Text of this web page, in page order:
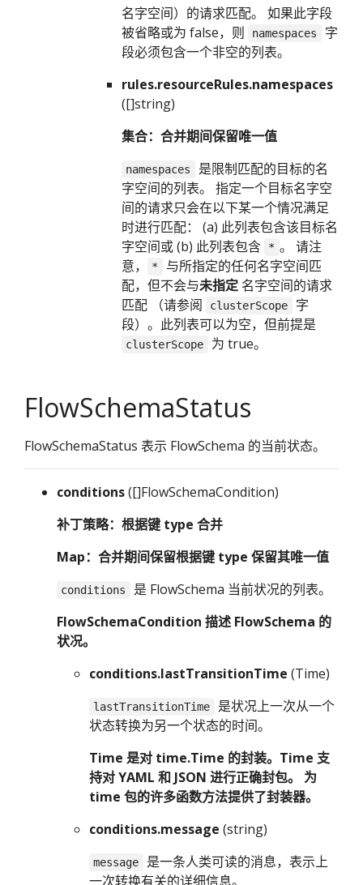
名字空间）的请求匹配。 如果此字段
被省略或为 false，则
namespaces
字
段必须包含一个非空的列表。
rules.resourceRules.namespaces
([]string)
集合：合并期间保留唯一值
namespaces
是限制匹配的目标的名
字空间的列表。 指定一个目标名字空
间的请求只会在以下某一个情况满足
时进行匹配： (a) 此列表包含该目标名
字空间或 (b) 此列表包含
* 。 请注
意，
*
与所指定的任何名字空间匹
配，但不会与未指定 名字空间的请求
匹配 （请参阅
clusterScope
字
段）。此列表可以为空，但前提是
clusterScope 为 true。
FlowSchemaStatus
FlowSchemaStatus 表示 FlowSchema 的当前状态。
conditions([]FlowSchemaCondition)
补丁策略：根据键 type 合并
Map：合并期间保留根据键 type 保留其唯一值
conditions
是 FlowSchema 当前状况的列表。
FlowSchemaCondition 描述 FlowSchema 的
状况。
conditions.lastTransitionTime (Time)
lastTransitionTime
是状况上一次从一个
状态转换为另一个状态的时间。
Time 是对 time.Time 的封装。Time 支
持对 YAML 和 JSON 进行正确封包。 为
time 包的许多函数方法提供了封装器。
conditions.message (string)
message
是一条人类可读的消息，表示上
一次转换有关的详细信息。